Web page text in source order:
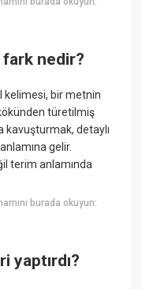
fark nedir?
kelimesi, bir metnin
türetilmiş
kavuşturmak, detaylı
gelir.
terim anlamında
burada okuyun:
yaptırdı?